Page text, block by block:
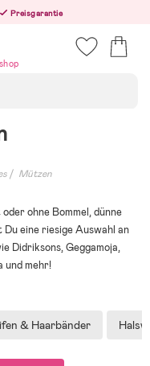
Preisgarantie
nach dem Feiertag
Mützen
ohne Bommel, dünne
eine riesige Auswahl an
Didriksons, Geggamoja,
und mehr!
& Haarbänder